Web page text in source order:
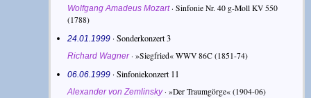
Wolfgang Amadeus Mozart·Sinfonie Nr. 40 g-Moll KV 550
(1788)
24.01.1999 · Sonderkonzert 3
Richard Wagner·»Siegfried« WWV 86C (1851-74)
06.06.1999 · Sinfoniekonzert 11
Alexander von Zemlinsky·»Der Traumgörge« (1904-06)